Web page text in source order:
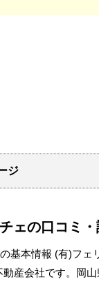
ジ
ェの口コミ
基本情報 (有)フェ
産会社です。岡